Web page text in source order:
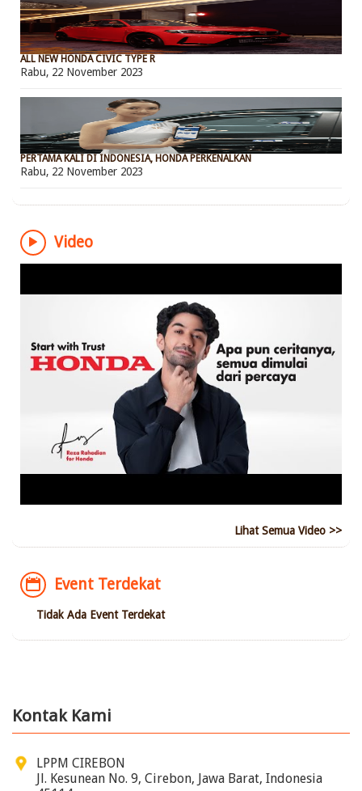
ALL NEW HONDA CIVIC TYPE R
Rabu, 22 November 2023
PERTAMA KALI DI INDONESIA, HONDA PERKENALKAN
Rabu, 22 November 2023
Video
Lihat Semua Video >>
Event Terdekat
Tidak Ada Event Terdekat
Kontak Kami
LPPM CIREBON
Jl. Kesunean No. 9, Cirebon, Jawa Barat, Indonesia